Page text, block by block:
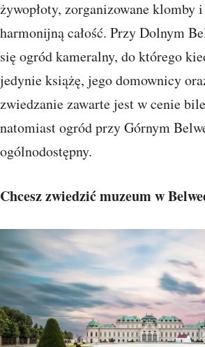
żywopłoty, zorganizowane klomby
harmonijną całość. Przy Dolnym
się ogród kameralny, do którego
jedynie książę, jego domownicy
zwiedzanie zawarte jest w cenie
natomiast ogród przy Górnym
ogólnodostępny.
Chcesz zwiedzić muzeum w